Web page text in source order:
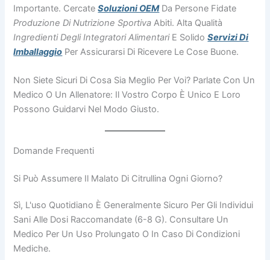
Importante. CercateSoluzioni OEMDa Persone Fidate
Produzione Di Nutrizione Sportiva Abiti. Alta Qualità
Ingredienti Degli Integratori AlimentariE SolidoServizi Di
Imballaggio Per Assicurarsi Di Ricevere Le Cose Buone.
Non Siete Sicuri Di Cosa Sia Meglio Per Voi? Parlate Con Un
Medico O Un Allenatore: Il Vostro Corpo È Unico E Loro
Possono Guidarvi Nel Modo Giusto.
Domande Frequenti
Si Può Assumere Il Malato Di Citrullina Ogni Giorno?
Sì, L'uso Quotidiano È Generalmente Sicuro Per Gli Individui
Sani Alle Dosi Raccomandate (6-8 G). Consultare Un
Medico Per Un Uso Prolungato O In Caso Di Condizioni
Mediche.